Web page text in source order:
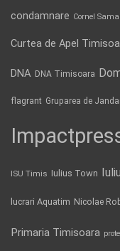
condamnare Cornel
Curtea de Apel
DNA DNA Timisoara
flagrant Gruparea de
ISU Timis Iulius Town
lucrari Aquatim Nicolae
Primaria Timisoara